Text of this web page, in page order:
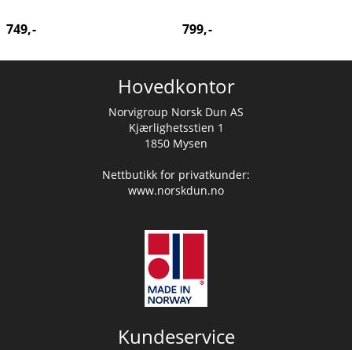
749,- 799,-
Hovedkontor
Norvigroup Norsk Dun AS
Kjærlighetsstien 1
1850 Mysen
Nettbutikk for privatkunder:
www.norskdun.no
Kundeservice